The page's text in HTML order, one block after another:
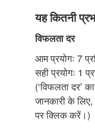
यह कितनी
विफलता दर
आम प्रयोगः 7
सही प्रयोगः 1
(‘विफलता दर’
जानकारी के लिए,
पर क्लिक करें।)